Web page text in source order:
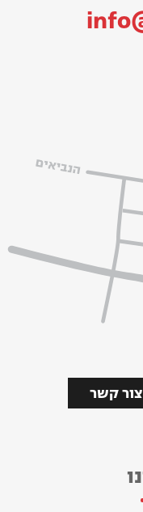
צור קשר